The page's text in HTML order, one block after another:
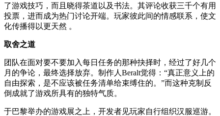
了游戏技巧，而且晓得茶道以及书法。其评论收获三千个有用
投票，进而成为热门讨论开端。玩家彼此间的情感联系，使文
化传播得以更天然 。
取舍之道
团队在面对要不要加入每日任务的那种抉择时，经过了好几个
月的争论，最终选择放弃。制作人Beralt觉得：“真正意义上的
自由探索，是不应该被任务清单给束缚住的。”而这种克制反
倒成就了游戏所具有的独特气质。
于巴黎举办的游戏展之上，开发者见玩家自行组织汉服巡游。